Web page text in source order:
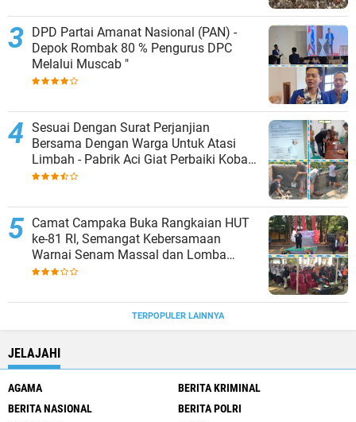
DPD Partai Amanat Nasional (PAN) -
Depok Rombak 80 % Pengurus DPC
Melalui Muscab "
Sesuai Dengan Surat Perjanjian
Bersama Dengan Warga Untuk Atasi
Limbah - Pabrik Aci Giat Perbaiki Kobak
Penampungan Air
Camat Campaka Buka Rangkaian HUT
ke-81 RI, Semangat Kebersamaan
Warnai Senam Massal dan Lomba
Karaoke Perangkat Desa
TERPOPULER LAINNYA
JELAJAHI
AGAMA
BERITA KRIMINAL
BERITA NASIONAL
BERITA POLRI